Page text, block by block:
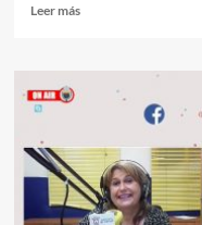
Leer más